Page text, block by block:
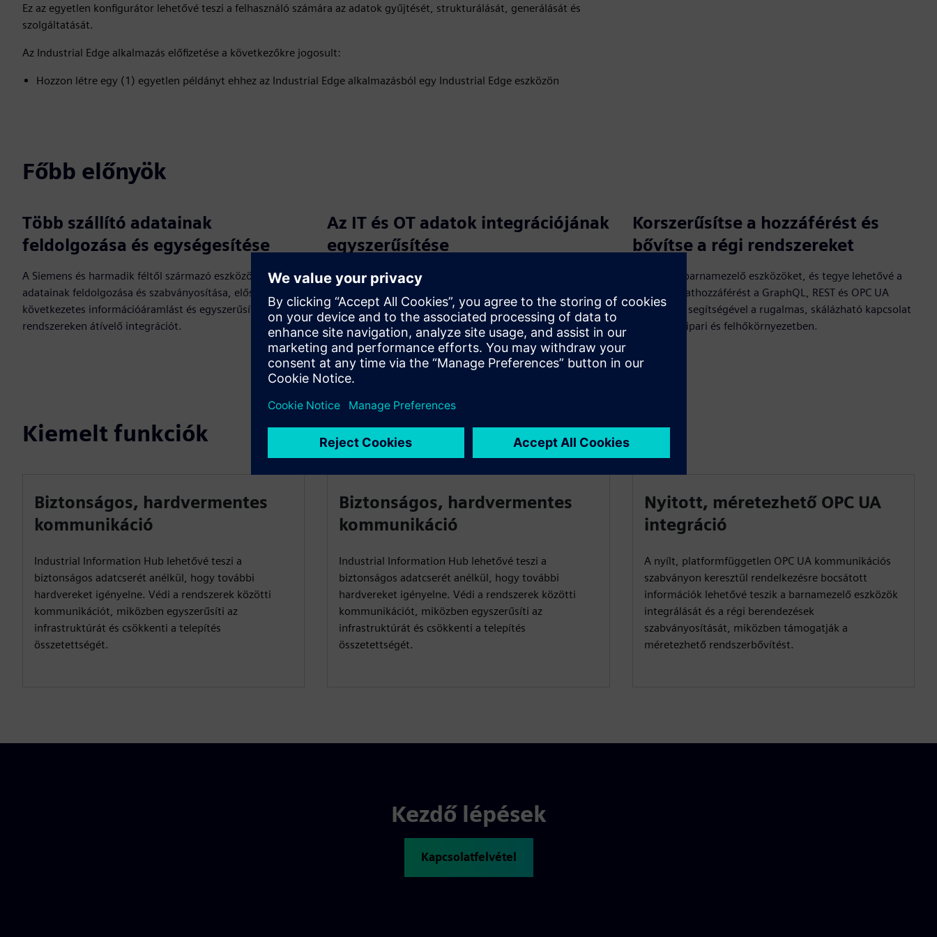
Ez az egyetlen konfigurátor lehetővé teszi a felhasználó számára az adatok gyűjtését, strukturálását, generálását és
szolgáltatását.
Az Industrial Edge alkalmazás előfizetése a következőkre jogosult:
Hozzon létre egy (1) egyetlen példányt ehhez az Industrial Edge alkalmazásból egy Industrial Edge eszközön
Főbb előnyök
Több szállító adatainak
feldolgozása és egységesítése
A Siemens és harmadik féltől származó eszközök
adatainak feldolgozása és szabványosítása, elősegítve a
következetes információáramlást és egyszerűsíti a
rendszereken átívelő integrációt.
Az IT és OT adatok integrációjának
egyszerűsítése
Az informatikai és OT környezeteket egyetlen
miközben több eszközről gyűjti és tömöríti az adatokat az
egyszerűsített monitorozás és elemzés támogatása
érdekében.
Korszerűsítse a hozzáférést és
bővítse a régi rendszereket
Frissítse a barnamezelő eszközöket, és tegye lehetővé a
modern adathozzáférést a GraphQL, REST és OPC UA
interfészek segítségével a rugalmas, skálázható kapcsolat
érdekében ipari és felhőkörnyezetben.
Kiemelt funkciók
Biztonságos, hardvermentes
kommunikáció
Industrial Information Hub lehetővé teszi a
biztonságos adatcserét anélkül, hogy további
hardvereket igényelne. Védi a rendszerek közötti
kommunikációt, miközben egyszerűsíti az
infrastruktúrát és csökkenti a telepítés
összetettségét.
Biztonságos, hardvermentes
kommunikáció
Industrial Information Hub lehetővé teszi a
biztonságos adatcserét anélkül, hogy további
hardvereket igényelne. Védi a rendszerek közötti
kommunikációt, miközben egyszerűsíti az
infrastruktúrát és csökkenti a telepítés
összetettségét.
Nyitott, méretezhető OPC UA
integráció
A nyílt, platformfüggetlen OPC UA kommunikációs
szabványon keresztül rendelkezésre bocsátott
információk lehetővé teszik a barnamezelő eszközök
integrálását és a régi berendezések
szabványosítását, miközben támogatják a
méretezhető rendszerbővítést.
Kezdő lépések
Kapcsolatfelvétel